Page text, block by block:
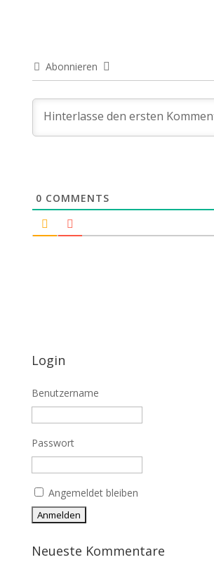
Abonnieren
0 COMMENTS
Login
Benutzername
Passwort
Angemeldet bleiben
Neueste Kommentare